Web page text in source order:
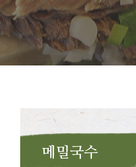
메밀국수